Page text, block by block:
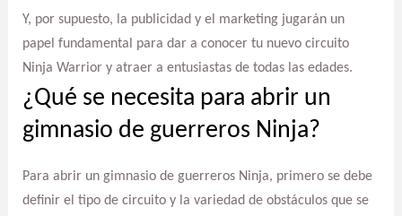
Y, por supuesto, la publicidad y el marketing jugarán un
papel fundamental para dar a conocer tu nuevo circuito
Ninja Warrior y atraer a entusiastas de todas las edades.
¿Qué se necesita para abrir un
gimnasio de guerreros Ninja?
Para abrir un gimnasio de guerreros Ninja, primero se debe
definir el tipo de circuito y la variedad de obstáculos que se